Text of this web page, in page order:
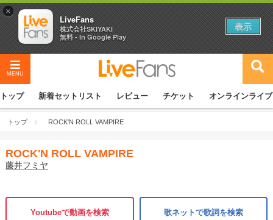
MENU
トップ 新着セットリスト レビュー チケット オンラインライブ
トップ ROCK'N ROLL VAMPIRE
ROCK'N ROLL VAMPIRE
藤井フミヤ
Youtubeで動画を検索 歌ネットで歌詞を検索
×
LiveFans
株式会社SKIYAKI
無料 - In Google Play
表示